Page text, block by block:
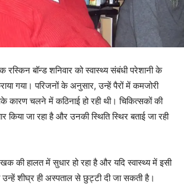
बॉन्ड शनिवार को स्वास्थ्य संबंधी परेशानी के
गया। परिजनों के अनुसार, उन्हें पैरों में कमजोरी
कारण चलने में कठिनाई हो रही थी। चिकित्सकों की
किया जा रहा है और उनकी स्थिति स्थिर बताई जा रही
की हालत में सुधार हो रहा है और यदि स्वास्थ्य में इसी
उन्हें शीघ्र ही अस्पताल से छुट्टी दी जा सकती है।